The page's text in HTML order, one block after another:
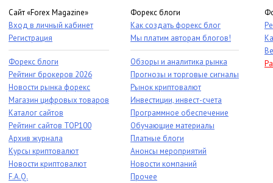
Сайт «Forex Magazine»
Вход в личный кабинет
Регистрация
Форекс блоги
Рейтинг брокеров 2026
Новости рынка форекс
Магазин цифровых товаров
Каталог сайтов
Рейтинг сайтов TOP100
Архив журнала
Курсы криптовалют
Новости криптовалют
F.A.Q.
Форекс блоги
Как создать форекс блог
Мы платим авторам блогов!
Обзоры и аналитика рынка
Прогнозы и торговые сигналы
Рынок криптовалют
Инвестиции, инвест-счета
Программное обеспечение
Обучающие материалы
Платные блоги
Анонсы мероприятий
Новости компаний
Прочее